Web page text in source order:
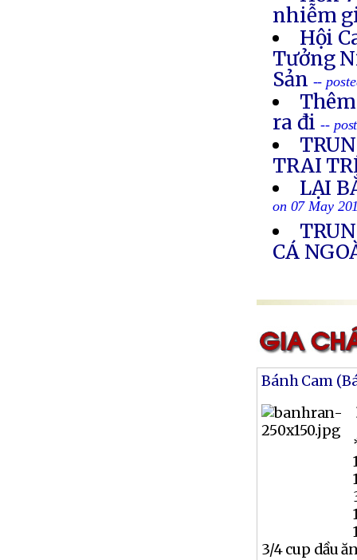
nhiễm
Hội
Tưởng
Sản --
ra đi --
TRAI
LẠI
on 07 May
CÁ
Bánh Cam
3/4 cup dầu